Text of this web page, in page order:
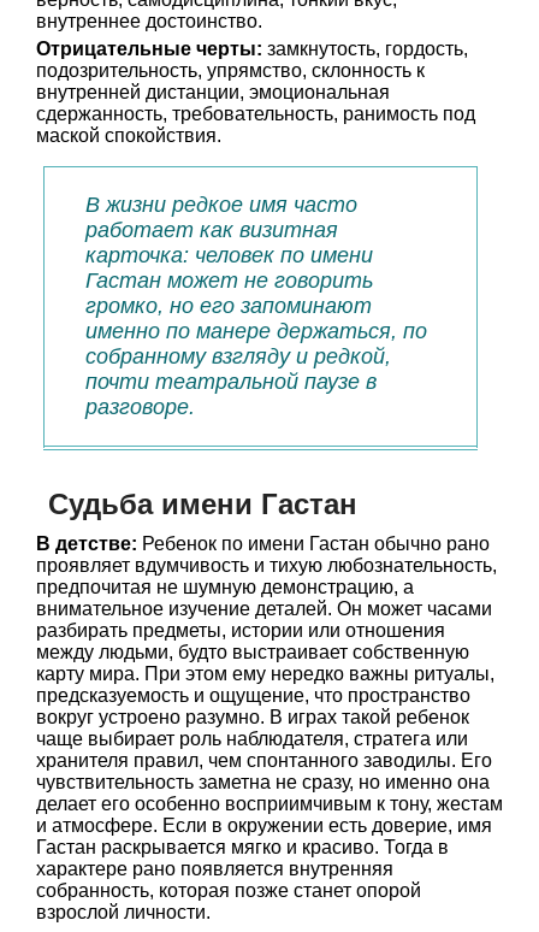
внутреннее достоинство.
Отрицательные черты: замкнутость, гордость,
подозрительность, упрямство, склонность к
внутренней дистанции, эмоциональная
сдержанность, требовательность, ранимость под
маской спокойствия.
В жизни редкое имя часто
работает как визитная
карточка: человек по имени
Гастан может не говорить
громко, но его запоминают
именно по манере держаться, по
собранному взгляду и редкой,
почти театральной паузе в
разговоре.
Судьба имени Гастан
В детстве: Ребенок по имени Гастан обычно рано
проявляет вдумчивость и тихую любознательность,
предпочитая не шумную демонстрацию, а
внимательное изучение деталей. Он может часами
разбирать предметы, истории или отношения
между людьми, будто выстраивает собственную
карту мира. При этом ему нередко важны ритуалы,
предсказуемость и ощущение, что пространство
вокруг устроено разумно. В играх такой ребенок
чаще выбирает роль наблюдателя, стратегa или
хранителя правил, чем спонтанного заводилы. Его
чувствительность заметна не сразу, но именно она
делает его особенно восприимчивым к тону, жестам
и атмосфере. Если в окружении есть доверие, имя
Гастан раскрывается мягко и красиво. Тогда в
характере рано появляется внутренняя
собранность, которая позже станет опорой
взрослой личности.